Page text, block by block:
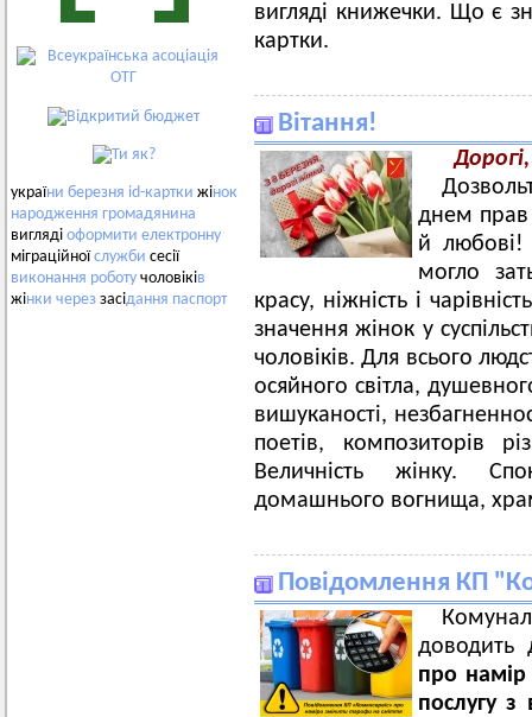
україни березня id-картки жінок
народження громадянина
вигляді оформити електронну
міграційноїслужби сесії
виконання роботу чоловіків
жінки через засідання паспорт
вигляді книжечки. Що є
картки.
Вітання!
днем прав
й
могло
красу, ніжність і
значення жінок у
чоловіків. Для всього
осяйного світла,
вишуканості,
поетів, композиторів
Величність жінку.
домашнього вогнища,
Повідомлення КП
доводить
про намір
послугу з